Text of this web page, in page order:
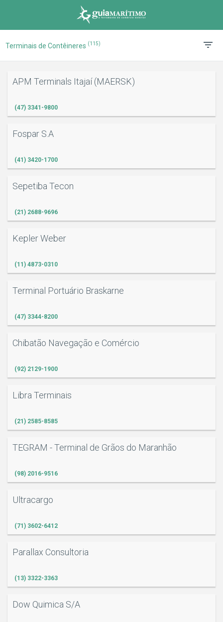
Terminais de Contêineres (115)
APM Terminals Itajaí (MAERSK)
(47) 3341-9800
Fospar S.A
(41) 3420-1700
Sepetiba Tecon
(21) 2688-9696
Kepler Weber
(11) 4873-0310
Terminal Portuário Braskarne
(47) 3344-8200
Chibatão Navegação e Comércio
(92) 2129-1900
Libra Terminais
(21) 2585-8585
TEGRAM - Terminal de Grãos do Maranhão
(98) 2016-9516
Ultracargo
(71) 3602-6412
Parallax Consultoria
(13) 3322-3363
Dow Quimica S/A